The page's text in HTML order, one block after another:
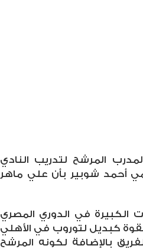
المرشح لتدريب النادي
أحمد شوبير بأن علي ماهر
الكبيرة في الدوري المصري
كبديل لتوروب في الأهلي
بالإضافة لكونه المرشح